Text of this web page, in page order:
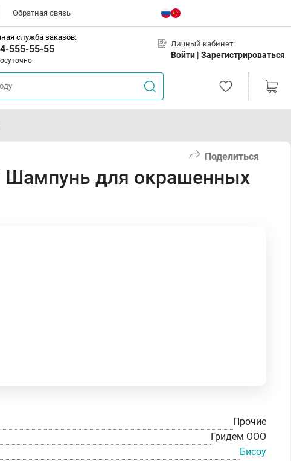
Обратная связь
служба заказов:
555-55-55 Личный кабинет:
Войти | Зарегистрироваться
Поделиться
Шампунь для окрашенных
Прочие
Гридем ООО
Бисоу